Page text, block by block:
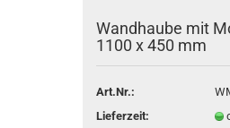
Wandhaube mit
1100 x 450 mm
Art.Nr.:
Lieferzeit: